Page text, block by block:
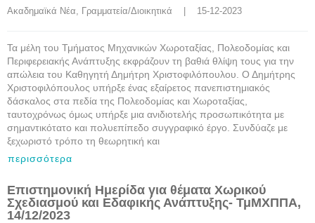
Ακαδημαϊκά Νέα, Γραμματεία/Διοικητικά
    |    15-12-2023
Τα μέλη του Τμήματος Μηχανικών Χωροταξίας, Πολεοδομίας και
Περιφερειακής Ανάπτυξης εκφράζουν τη βαθιά θλίψη τους για την
απώλεια του Καθηγητή Δημήτρη Χριστοφιλόπουλου. Ο Δημήτρης
Χριστοφιλόπουλος υπήρξε ένας εξαίρετος πανεπιστημιακός
δάσκαλος στα πεδία της Πολεοδομίας και Χωροταξίας,
ταυτοχρόνως όμως υπήρξε μια ανιδιοτελής προσωπικότητα με
σημαντικότατο και πολυεπίπεδο συγγραφικό έργο. Συνδύαζε με
ξεχωριστό τρόπο τη θεωρητική και
περισσότερα
Επιστημονική Ημερίδα για θέματα Χωρικού
Σχεδιασμού και Εδαφικής Ανάπτυξης- ΤμΜΧΠΠΑ,
14/12/2023